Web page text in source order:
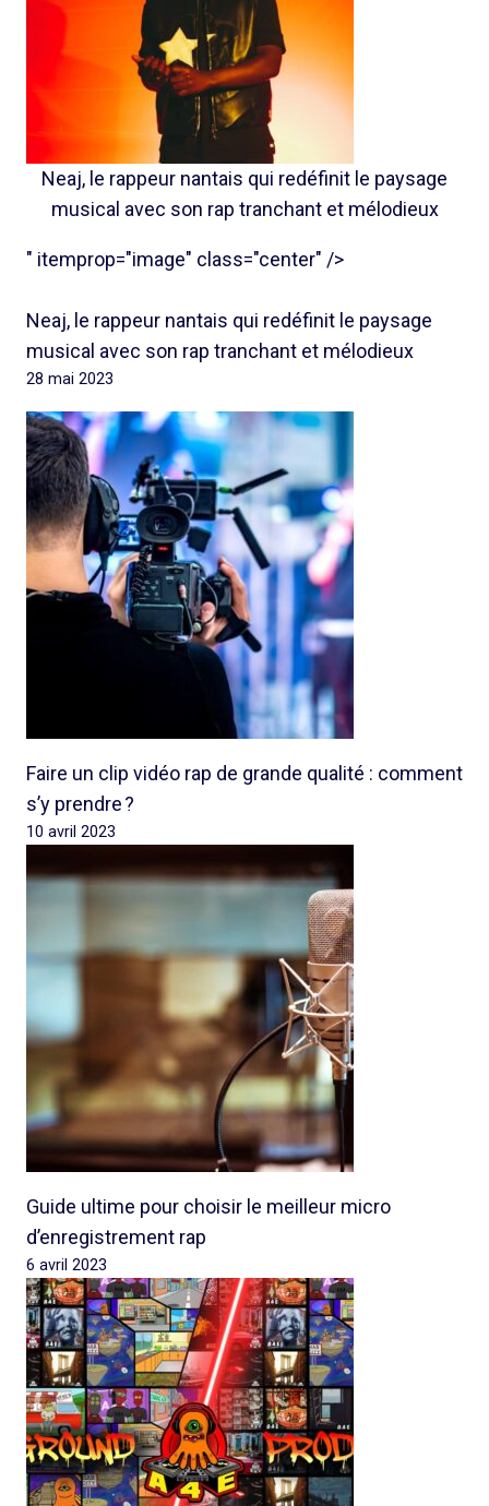
Neaj, le rappeur nantais qui redéfinit le paysage
musical avec son rap tranchant et mélodieux
" itemprop="image" class="center" />
Neaj, le rappeur nantais qui redéfinit le paysage
musical avec son rap tranchant et mélodieux
28 mai 2023
Faire un clip vidéo rap de grande qualité : comment
s’y prendre ?
10 avril 2023
Guide ultime pour choisir le meilleur micro
d’enregistrement rap
6 avril 2023